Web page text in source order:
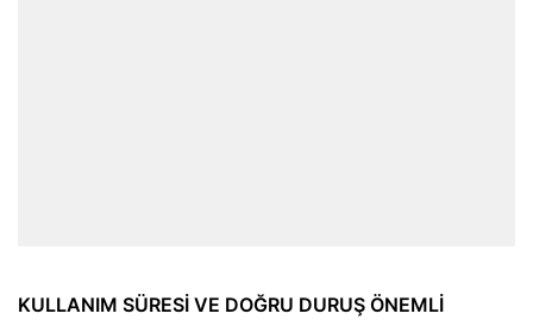
KULLANIM SÜRESİ VE DOĞRU DURUŞ ÖNEMLİ